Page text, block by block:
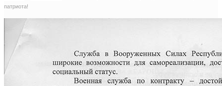
патриота!